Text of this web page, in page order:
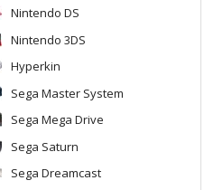
Nintendo DS
Nintendo 3DS
Hyperkin
Sega Master System
Sega Mega Drive
Sega Saturn
Sega Dreamcast